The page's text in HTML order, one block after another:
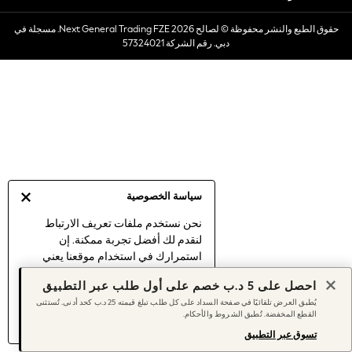
سياسة الخصوصية
نحن نستخدم ملفات تعريف الارتباط
لنقدم لك أفضل تجربة ممكنة. إن
استمرارك في استخدام موقعنا يعني
الارتباط.
اكتشف المزيد عن إدارة إعدادات ملفات
تعريف الارتباط (الكوكيز).
Sets & Outfits
Linen Collection
Swimwear & Beachwear
Women's Holiday Shop
Women's Travel Styles
Linen Collection
Tops & T-Shirts
Cover Ups & Kaftans
Sandals
Swimwear
حقوق الطبع والنشر محفوظة © لصالح 2026 Next General Trading FZE. مسجلة في
دبي. رقم الشركة 57324021
احصل على 5 د.ب خصم على أول طلب عبر التطبيق
يُطبق العرض تلقائيًا في صفحة السداد على كل طلب تبلغ قيمته 25 د.ب كحد أدنى. تُستثنى
القطع المخفضة. تُطبق الشروط والأحكام.
تسوق عبر التطبيق